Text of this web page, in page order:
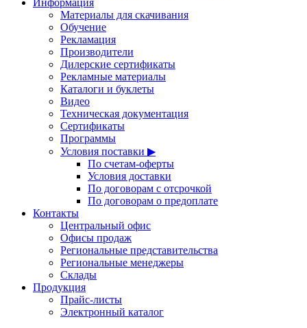
Материалы для скачивания
Обучение
Рекламация
Производители
Дилерские сертификаты
Рекламные материалы
Каталоги и буклеты
Видео
Техническая документация
Сертификаты
Программы
Условия поставки ▶
По счетам-оферты
Условия доставки
По договорам с отсрочкой
По договорам о предоплате
Контакты
Центральный офис
Офисы продаж
Региональные представительства
Региональные менеджеры
Склады
Продукция
Прайс-листы
Электронный каталог